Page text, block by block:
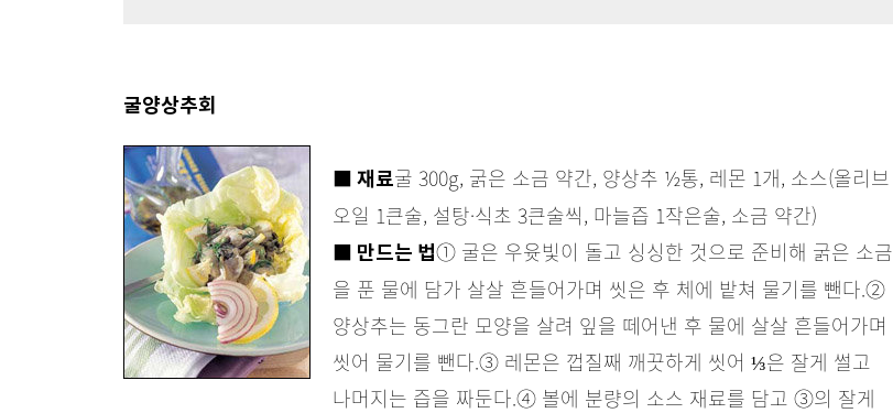
굴양상추회
■ 재료굴 300g, 굵은 소금 약간, 양상추 ½통, 레몬 1개, 소스(올리브
오일 1큰술, 설탕·식초 3큰술씩, 마늘즙 1작은술, 소금 약간)
■ 만드는 법① 굴은 우윳빛이 돌고 싱싱한 것으로 준비해 굵은 소금
을 푼 물에 담가 살살 흔들어가며 씻은 후 체에 밭쳐 물기를 뺀다.②
양상추는 동그란 모양을 살려 잎을 떼어낸 후 물에 살살 흔들어가며
씻어 물기를 뺀다.③ 레몬은 껍질째 깨끗하게 씻어 ⅓은 잘게 썰고
나머지는 즙을 짜둔다.④ 볼에 분량의 소스 재료를 담고 ③의 잘게